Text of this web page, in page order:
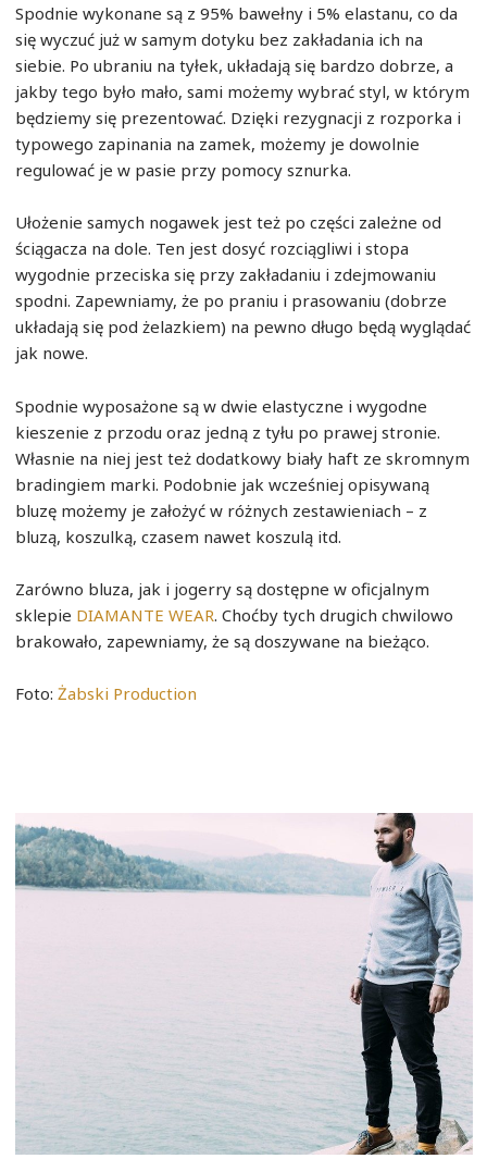
Spodnie wykonane są z 95% bawełny i 5% elastanu, co da
się wyczuć już w samym dotyku bez zakładania ich na
siebie. Po ubraniu na tyłek, układają się bardzo dobrze, a
jakby tego było mało, sami możemy wybrać styl, w którym
będziemy się prezentować. Dzięki rezygnacji z rozporka i
typowego zapinania na zamek, możemy je dowolnie
regulować je w pasie przy pomocy sznurka.
Ułożenie samych nogawek jest też po części zależne od
ściągacza na dole. Ten jest dosyć rozciągliwi i stopa
wygodnie przeciska się przy zakładaniu i zdejmowaniu
spodni. Zapewniamy, że po praniu i prasowaniu (dobrze
układają się pod żelazkiem) na pewno długo będą wyglądać
jak nowe.
Spodnie wyposażone są w dwie elastyczne i wygodne
kieszenie z przodu oraz jedną z tyłu po prawej stronie.
Własnie na niej jest też dodatkowy biały haft ze skromnym
bradingiem marki. Podobnie jak wcześniej opisywaną
bluzę możemy je założyć w różnych zestawieniach – z
bluzą, koszulką, czasem nawet koszulą itd.
Zarówno bluza, jak i jogerry są dostępne w oficjalnym
sklepie DIAMANTE WEAR. Choćby tych drugich chwilowo
brakowało, zapewniamy, że są doszywane na bieżąco.
Foto: Żabski Production